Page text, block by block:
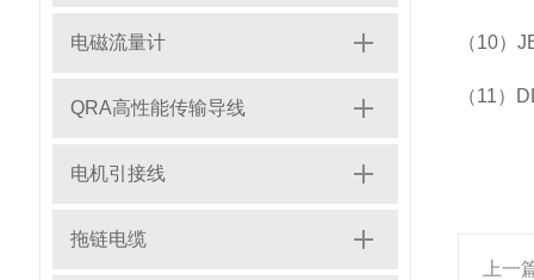
电磁流量计
QRA高性能传输导线
电机引接线
拖链电缆
（10）
（11）
上一